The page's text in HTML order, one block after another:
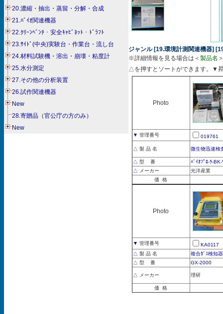
20.濃縮・抽出・蒸留・分解・合成
21.ﾊﾞｲｵ関連機器
22.ｸﾘｰﾝﾍﾞﾝﾁ・安全ｷｬﾋﾞﾈｯﾄ・ﾄﾞﾗﾌﾄ
23.ｻｲﾄﾞ(中央)実験台・作業台・流し台
24.材料試験機・溶出・崩壊・粘度計
25.水分測定
27.その他の分析装置
26.試作関連機器
New
28.寄贈品（官公庁の方のみ）
New
ジャンル [19.環境計測関連機器]
※詳細情報を見る場合は＜ 製品名
△を押すとソートができます。▼
Photo
▼ 管理番号 019761
△ 製 品 名 微生物迅速検
△ 型 番
ﾊﾞｲｵﾌﾟﾛ-ﾗ-
△
メーカー
光洋産業
価 格
Photo
▼ 管理番号
KA0117
△ 製 品 名
複合ｶﾞｽ検知器
△ 型 番 GX-2000
△ メーカー 理研
価 格